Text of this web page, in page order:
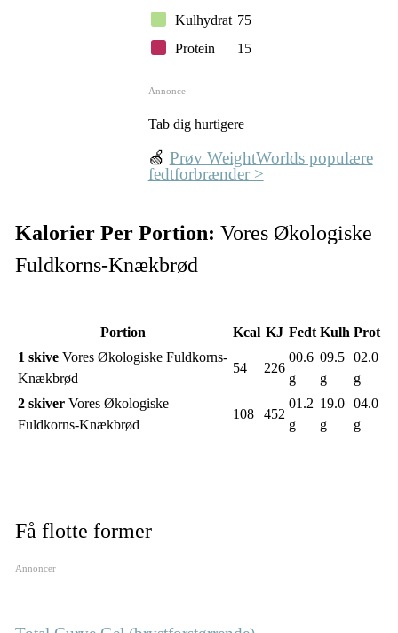
Kulhydrat 75
Protein
15
Annonce
Tab dig hurtigere
🍏 Prøv WeightWorlds populære
fedtforbrænder >
Kalorier Per Portion: Vores Økologiske
Fuldkorns-Knækbrød
Portion Kcal KJ Fedt Kulh Prot
1 skiveVores Økologiske Fuldkorns-
Knækbrød
54 226
00.6
g
09.5
g
02.0
g
2 skiverVores Økologiske
Fuldkorns-Knækbrød
108 452
01.2
g
19.0
g
04.0
g
Få flotte former
Annoncer